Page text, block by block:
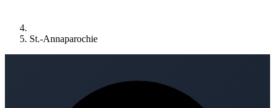
St.-Annaparochie